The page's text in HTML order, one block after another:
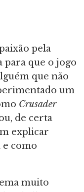
pela
que o jogo
que não
um
Crusader
de certa
explicar
e como
muito